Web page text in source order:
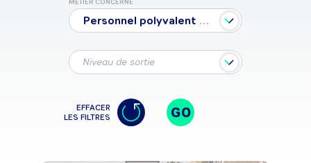
EFFACER
LES FILTRES
MÉTIER CONCERNÉ
Personnel polyvalent d'hôtellerie
Niveau de sortie
GO